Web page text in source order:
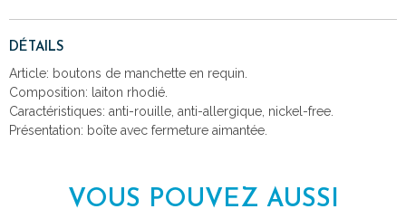
DÉTAILS
Article: boutons de manchette en requin.
Composition: laiton rhodié.
Caractéristiques: anti-rouille, anti-allergique, nickel-free.
Présentation: boîte avec fermeture aimantée.
VOUS POUVEZ AUSSI